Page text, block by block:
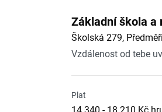
Základní škola a
Školská 279,
Vzdálenost od tebe
Plat